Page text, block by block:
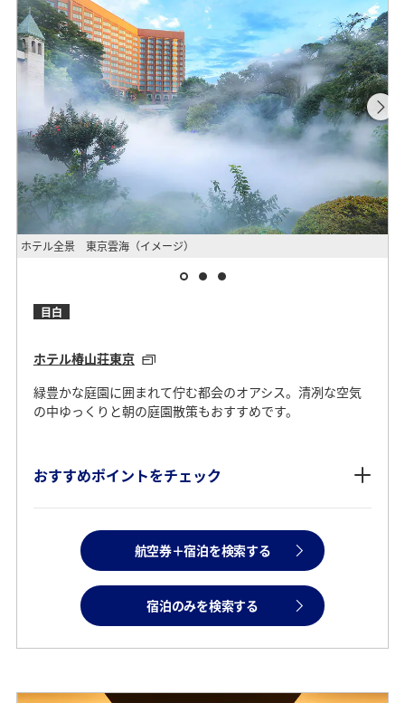
ホテル全景 東京雲海（イメージ）
目白
ホテル椿山荘東京
緑豊かな庭園に囲まれて佇む都会のオアシス。清冽な空気
の中ゆっくりと朝の庭園散策もおすすめです。
おすすめポイントをチェック
航空券＋宿泊を検索する
宿泊のみを検索する